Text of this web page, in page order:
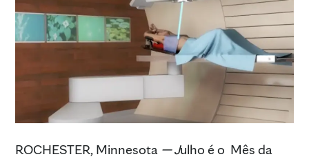
ROCHESTER, Minnesota — Julho é o Mês da